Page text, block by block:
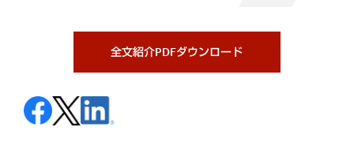
全文紹介PDFダウンロード